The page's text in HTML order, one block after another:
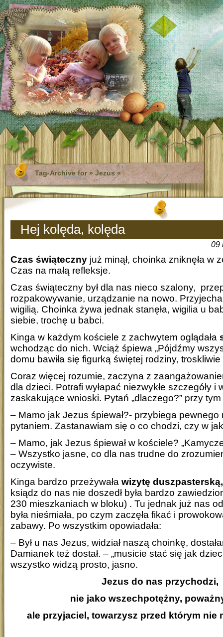
Tag-Archive for » Jezus «
Hej kolęda, kolęda
09
Czas świąteczny już minął, choinka zniknęła w
Czas na małą refleksje.
Czas świąteczny był dla nas nieco szalony,
rozpakowywanie, urządzanie na nowo.
wigilią. Choinka żywa jednak stanęła, wigilia u
siebie, trochę u babci.
Kinga w każdym kościele z zachwytem oglądała
wchodząc do nich. Wciąż śpiewa „Pójdźmy
domu bawiła się figurką świętej rodziny,
Coraz więcej rozumie, zaczyna z
dla dzieci. Potrafi wyłapać niezwykłe szczegóły i
zaskakujące wnioski. Pytań „dlaczego?” przy
– Mamo jak Jezus śpiewał?- przybiega pewnego
pytaniem. Zastanawiam się o co chodzi, czy w
– Mamo, jak Jezus śpiewał w kościele?
– Wszystko jasne, co dla nas trudne do
oczywiste.
Kinga bardzo przeżywała wizytę duszpasterską,
ksiądz do nas nie doszedł była bardzo
230 mieszkaniach w bloku) . Tu jednak już nas
była nieśmiała, po czym zaczęła fikać i
zabawy. Po wszystkim opowiadała:
– Był u nas Jezus, widział naszą choinkę,
Damianek też dostał. – „musicie stać się jak
wszystko widzą prosto, jasno.
Jezus do nas przychodzi,
nie jako wszechpotężny,
ale przyjaciel, towarzysz przed którym nie